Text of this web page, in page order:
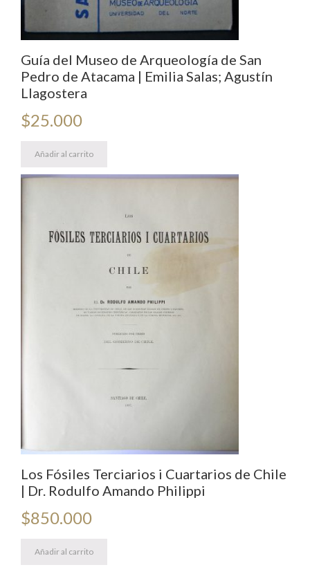
Guía del Museo de Arqueología de San
Pedro de Atacama | Emilia Salas; Agustín
Llagostera
$25.000
Añadir al carrito
Los Fósiles Terciarios i Cuartarios de Chile
| Dr. Rodulfo Amando Philippi
$850.000
Añadir al carrito